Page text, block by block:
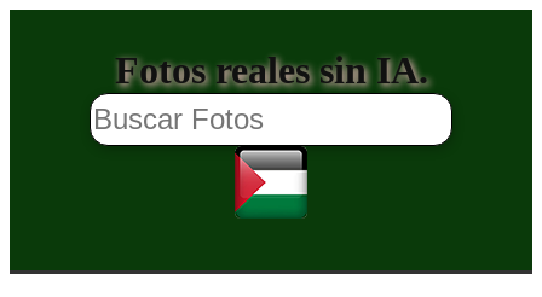
Fotos reales sin IA.